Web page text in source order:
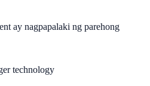
ay nagpapalaki ng parehong
technology